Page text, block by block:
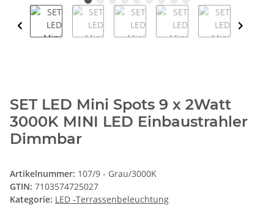
SET LED Mini Spots 9 x 2Watt
3000K MINI LED Einbaustrahler
Dimmbar
Artikelnummer: 107/9 - Grau/3000K
GTIN: 7103574725027
Kategorie: LED -Terrassenbeleuchtung